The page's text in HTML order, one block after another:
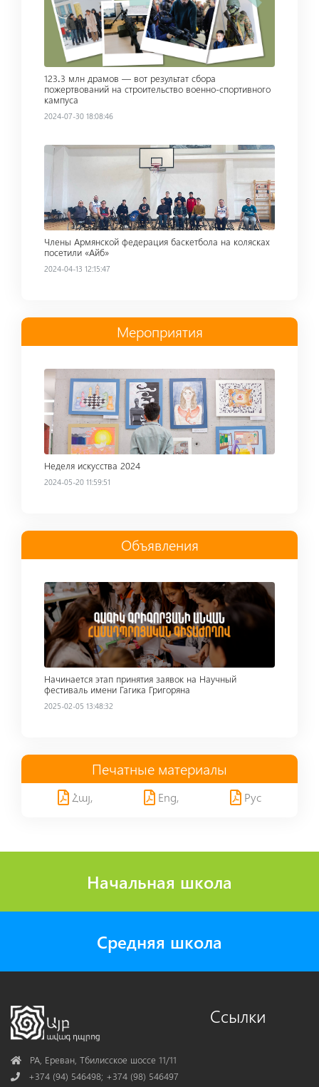
123․3 млн драмов — вот результат сбора
пожертвований на строительство военно-спортивного
кампуса
2024-07-30 18:08:46
Read more
Члены Армянской федерация баскетбола на колясках
посетили «Айб»
2024-04-13 12:15:47
Мероприятия
Read more
Неделя искусства 2024
2024-05-20 11:59:51
Объявления
Read more
Начинается этап принятия заявок на Научный
фестиваль имени Гагика Григоряна
2025-02-05 13:48:32
Печатные материалы
Հայ, Eng, Рус
Начальная школа
Средняя школа
AddressРА, Ереван, Тбилисское шоссе 11/11
Phone+374 (94) 546498; +374 (98) 546497
Ссылки